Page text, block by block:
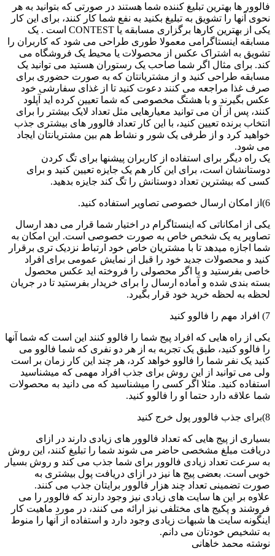
فالوور ها بهترین تبلیغ کننده شما هستند در صورتی که بتوانید به هر
نحوی آنها را تشویق به تبلیغ بکنید به نفع شما کار کنند، برای این کار
یکی از بهترین کارها برگزاری مسابقه یا CONTEST است . یک
مسابقه اینستاگرامی معمولا طوری طراحی می شود که کاربران را
تشویق به اشتراک عکس از محصولات یا محیط یک فروشگاه می
کند. برای مثال اگر شما صاحب یک رستوران هستید می توانید یک
مسابقه طراحی کنید و از مشتریانتان که به صورت حضوری برای
صرف غذا مراجعه می کنند دعوت کنید تا از غذای سفارشی خود
عکس بگیرند و با هشتگ مخصوصی که شما تعیین کرده اید آپلود
کنند، پس از آن می توانید معیارهایی مثل تعداد لایک بیشتر را برای
انتخاب برنده تعیین کنید، با این کار تعداد فالوور های بیشتری جذب
خواهید کرد و از طرفی یک شور و نشاط هم بین مشتریانتان ایجاد
می شود.
یک راه دیگر برای استفاده از کاربران پیشنها برای تگ کردن
دوستانشان است، برای این کار هم یک جایزه تعیین کنید و برای
کسی که بیشترین تعداد دوستانش را تگ کند جایزه بدهید.
6)از امکان ارسال خصوصی تصاویر استفاده کنید.
یکی از امکاناتی که اینستاگرام در اختیار شما قرار می دهد ارسال
تصاویر یه یک شخص خاص به صورت خصوصی است. این امکان به
شما اجازه میدهد تا با مشتریان خاص خود ارتباط نزدیک تری برقرار
کنید و محصولات جدید خود را قبل از نمایش عمومی برای افراد
خاصی بفرستید و یا اگر محصولی را فروخته اید عکس محصول
بسته بندی شده و آماده ارسال را برای خریدار بفرستید تا در جریان
لحظه به لحظه خرید خود قرار بگیرد.
7) افراد مهم را فالوو کنید
یکی از راه هایی که افراد پیج شما را فالوو کنند این است که شما آنها
را فالوو کنید، طبق یک تجربه به از هر دو نفری که شما فالوو می
کنید یک نفر شما را فالوو خواهد کرد، هر چند این کار زمان بر است
ولی می توانید از این روش برای جذب افراد مهمی که میشناسید
استفاده کنید. مثلا اگر کسی را میشناسید که می دانید به محصولات
شما علاقه دارد حتما او را فالوو کنید.
8)برای جذب فالوور پول خرج کنید
بسیاری از پیج هایی که تعداد فالوور های زیادی دارند در ازای
دریافت مبلغ مشخصی حاضر می شوند شما را تبلیغ کنند، این روش
به سرعت تعداد زیادی فالوور برای شما جذب می کند و روش بسیار
خوبی است. بعضی پیج ها نیز در ازای دریافت پول بیشتری به
صورت تضمینی تعداد چند هزار فالوور برایتان جذب می کنند.
علاوه بر این ها سایت های زیادی نیز وجود دارند که فالوور را می
فروشند و پکیج های مختلفی نیز ارائه می کنند، در مورد ماهیت کار
اینگونه سایت ها شبهات زیادی وجود دارد و استفاده از آنها را منوط
به تشخیص خودتان می دانم.
نوشته محمد خاهانی